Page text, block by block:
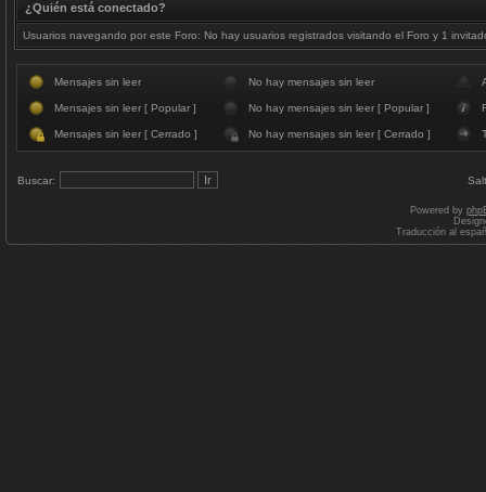
¿Quién está conectado?
Usuarios navegando por este Foro: No hay usuarios registrados visitando el Foro y 1
Mensajes sin leer No hay mensajes sin leer
Mensajes sin leer [ Popular ] No hay mensajes sin leer [ Popular ]
Mensajes sin leer [ Cerrado ] No hay mensajes sin leer [ Cerrado ]
Buscar:
Powered by
Traducción al